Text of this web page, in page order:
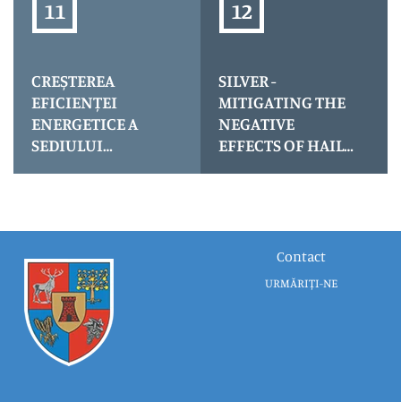
(CLĂDIRE SPITAL
CREȘTEREA
EFICIENȚEI
ENERGETICE A
SEDIULUI
MARE
SILVER -
MITIGATING THE
NEGATIVE
EFFECTS OF HAIL
Contact
URMĂRIȚI-NE